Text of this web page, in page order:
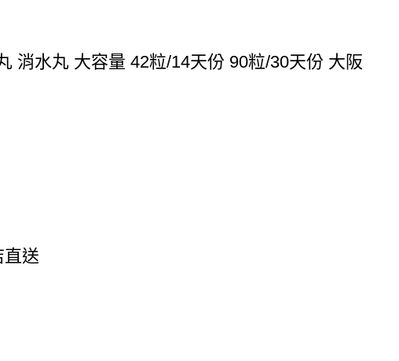
消水丸 大容量 42粒/14天份 90粒/30天份 大阪
直送